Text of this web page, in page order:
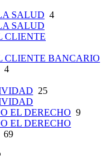
SALUD 4
SALUD
CLIENTE
CLIENTE BANCARIO
4
25
EL DERECHO 9
EL DERECHO
69